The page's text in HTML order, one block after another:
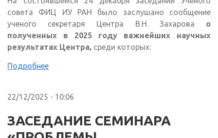
совета ФИЦ ИУ РАН было заслушано сообщение
ученого секретаря Центра В.Н. Захарова о
полученных в 2025 году важнейших научных
результатах Центра, среди которых:
Подробнее
22/12/2025 - 10:06
ЗАСЕДАНИЕ СЕМИНАРА